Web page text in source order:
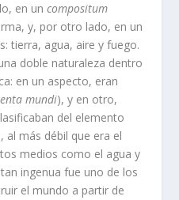
en uncompositum
y, por otro lado, en un
tierra, agua, aire y fuego.
doble naturaleza dentro
en un aspecto, eran
mundi), y en otro,
del elemento
al más débil que era el
medios como el agua y
ingenua fue uno de los
el mundo a partir de